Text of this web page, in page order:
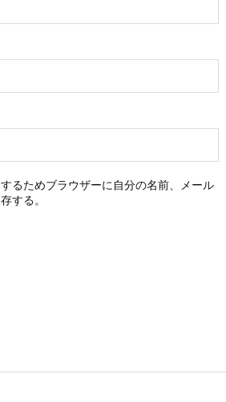
るためブラウザーに自分の名前、メール
する。